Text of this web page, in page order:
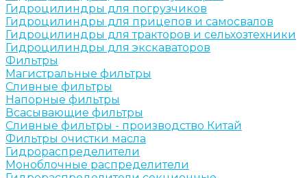
Гидроцилиндры для погрузчиков
Гидроцилиндры для прицепов и самосвалов
Гидроцилиндры для тракторов и сельхозтехники
Гидроцилиндры для экскаваторов
Фильтры
Магистральные фильтры
Сливные фильтры
Напорные фильтры
Всасывающие фильтры
Сливные фильтры - производство Китай
Фильтры очистки масла
Гидрораспределители
Моноблочные распределители